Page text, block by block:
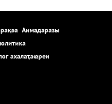
Аимадаразы
ахалаҭаҩреи